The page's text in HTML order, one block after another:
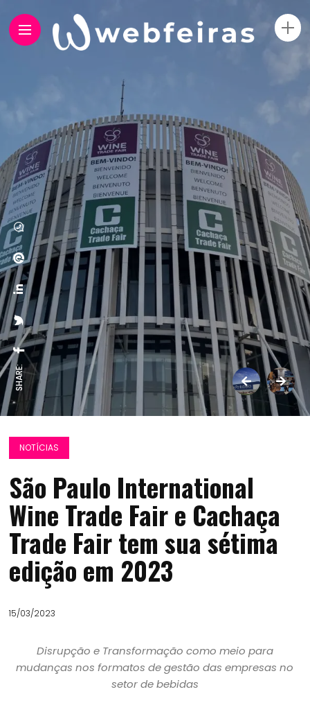
SHARE:
NOTÍCIAS
São Paulo International
Wine Trade Fair e Cachaça
Trade Fair tem sua sétima
edição em 2023
15/03/2023
Disrupção e Transformação como meio para
mudanças nos formatos de gestão das empresas no
setor de bebidas